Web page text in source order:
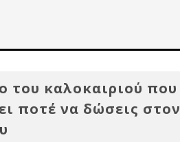
του καλοκαιριού που
ποτέ να δώσεις στον